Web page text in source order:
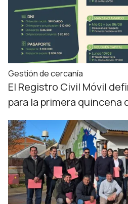
Gestión de cercanía
El Registro Civil Móvil
para la primera quincena